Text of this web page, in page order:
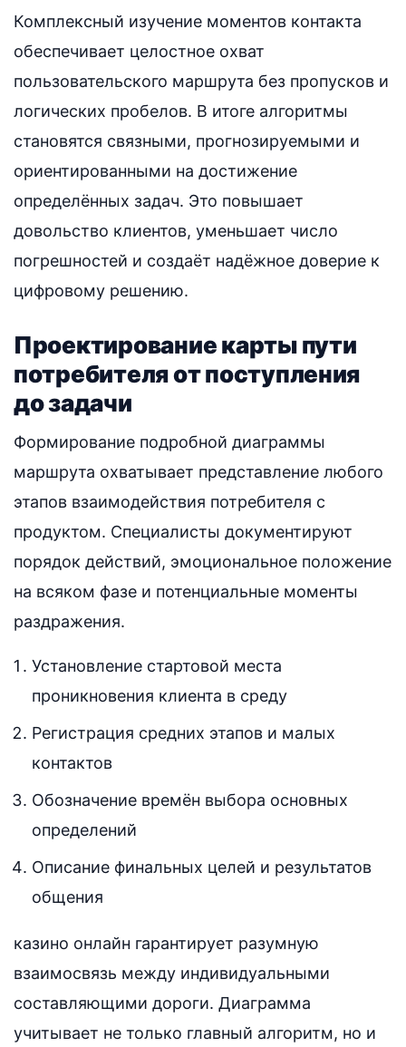
Комплексный изучение моментов контакта
обеспечивает целостное охват
пользовательского маршрута без пропусков и
логических пробелов. В итоге алгоритмы
становятся связными, прогнозируемыми и
ориентированными на достижение
определённых задач. Это повышает
довольство клиентов, уменьшает число
погрешностей и создаёт надёжное доверие к
цифровому решению.
Проектирование карты пути
потребителя от поступления
до задачи
Формирование подробной диаграммы
маршрута охватывает представление любого
этапов взаимодействия потребителя с
продуктом. Специалисты документируют
порядок действий, эмоциональное положение
на всяком фазе и потенциальные моменты
раздражения.
Установление стартовой места
проникновения клиента в среду
Регистрация средних этапов и малых
контактов
Обозначение времён выбора основных
определений
Описание финальных целей и результатов
общения
казино онлайн гарантирует разумную
взаимосвязь между индивидуальными
составляющими дороги. Диаграмма
учитывает не только главный алгоритм, но и